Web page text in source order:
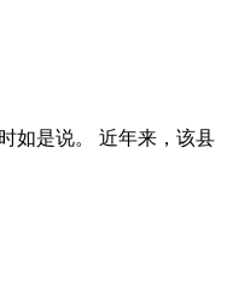
如是说。 近年来，该县